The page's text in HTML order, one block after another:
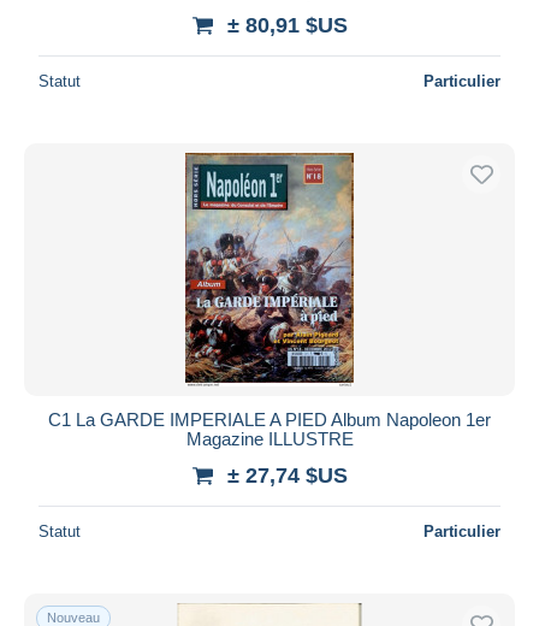
± 80,91 $US
Statut Particulier
C1 La GARDE IMPERIALE A PIED Album Napoleon 1er
Magazine ILLUSTRE
± 27,74 $US
Statut Particulier
Nouveau